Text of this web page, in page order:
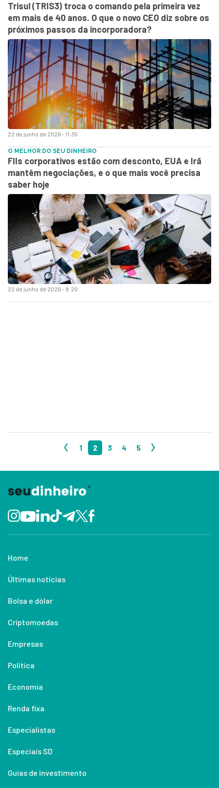
22 de junho de 2026 - 11:35
Trisul (TRIS3) troca o comando pela primeira vez
em mais de 40 anos. O que o novo CEO diz sobre os
próximos passos da incorporadora?
22 de junho de 2026 - 8:20
O MELHOR DO SEU DINHEIRO
FIIs corporativos estão com desconto, EUA e Irã
mantêm negociações, e o que mais você precisa
saber hoje
1 2 3 4 5
Home
Últimas notícias
Bolsa e dólar
Criptomoedas
Empresas
Política
Economia
Renda fixa
Especialistas
Especiais SD
Guias de investimento